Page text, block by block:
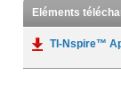
Eléments
TI-Nspire™